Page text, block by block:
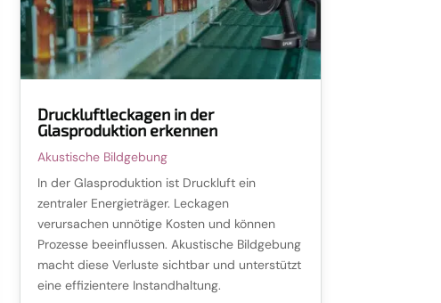
Druckluftleckagen in der
Glasproduktion erkennen
Akustische Bildgebung
In der Glasproduktion ist Druckluft ein
zentraler Energieträger. Leckagen
verursachen unnötige Kosten und können
Prozesse beeinflussen. Akustische Bildgebung
macht diese Verluste sichtbar und unterstützt
eine effizientere Instandhaltung.